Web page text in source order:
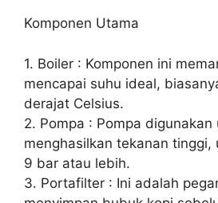
Komponen Utama
1. Boiler : Komponen ini
mencapai suhu ideal,
derajat Celsius.
2. Pompa : Pompa digunakan
menghasilkan tekanan tinggi,
9 bar atau lebih.
3. Portafilter : Ini adalah